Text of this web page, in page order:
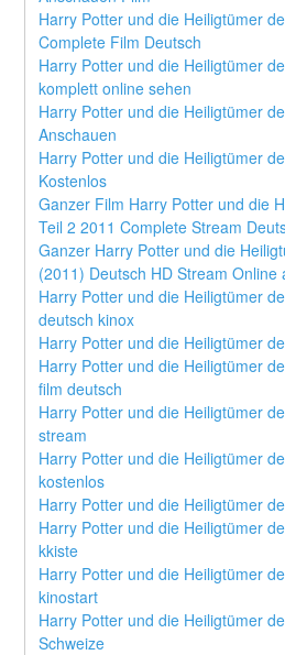
Harry Potter und die Heiligtümer
Complete Film Deutsch
Harry Potter und die Heiligtümer
komplett online sehen
Harry Potter und die Heiligtümer
Anschauen
Harry Potter und die Heiligtümer
Kostenlos
Ganzer Film Harry Potter und die
Teil 2 2011 Complete Stream
Ganzer Harry Potter und die
(2011) Deutsch HD Stream Online
Harry Potter und die Heiligtümer
deutsch kinox
Harry Potter und die Heiligtümer
Harry Potter und die Heiligtümer
film deutsch
Harry Potter und die Heiligtümer
stream
Harry Potter und die Heiligtümer
kostenlos
Harry Potter und die Heiligtümer
Harry Potter und die Heiligtümer
kkiste
Harry Potter und die Heiligtümer
kinostart
Harry Potter und die Heiligtümer
Schweize